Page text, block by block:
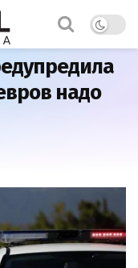
надо